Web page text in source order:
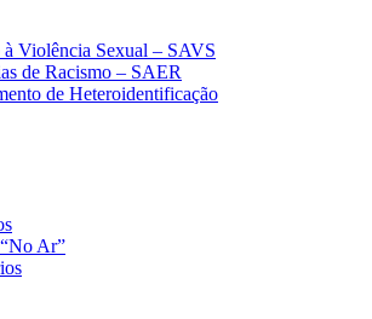
à Violência Sexual – SAVS
de Racismo – SAER
de Heteroidentificação
Ar”